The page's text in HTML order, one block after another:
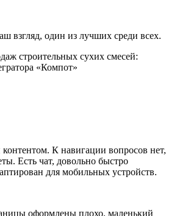
взгляд, один из лучших среди всех.
К навигации вопросов нет,
Есть чат, довольно быстро
для мобильных устройств.
оформлены плохо, маленький